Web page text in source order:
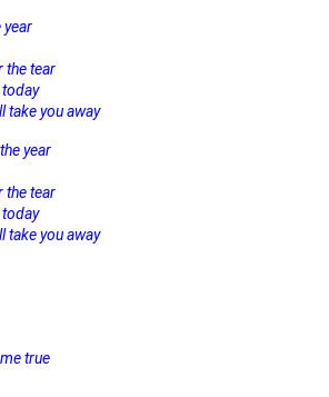
year
the tear
take you away
year
the tear
take you away
true